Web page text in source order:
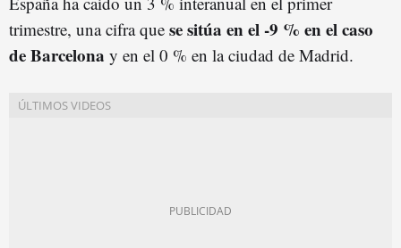
trimestre, una cifra que se sitúa en el -9 % en el caso
de Barcelona y en el 0 % en la ciudad de Madrid.